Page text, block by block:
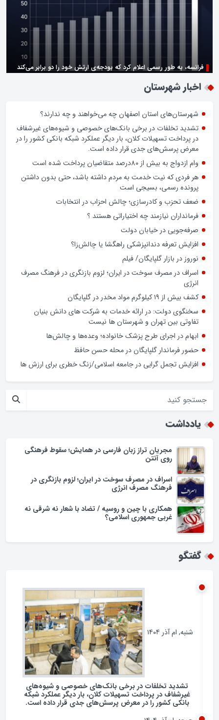
فرانسه، به طور رسمی اعلام کرد که بودجه‌ی ارتش خود را دو برابر می‌کند
زن اگر خوب باشه یه زندگی حالش خوبه/روز زن مبارک
اخبار شهرستان
شهرستان‌های استان اصفهان چه می‌خواهند و چه ندارند؟
تشدید تخلفات در برخی بانک‌های خصوصی و شیوه‌های غیرشفاف
در پرداخت تسهیلات کلان، بار دیگر عملکرد شبکه بانکی کشور را در
معرض پرسش‌های جدی قرار داده است.
وام ازدواج به بیش از 80درصد متقاضیان پرداخت شده است
هر فردی که نیت خدمت به مردم داشته باشد، حتی بدون داشتن
پرونده رسمی، بسیجی است
ضعف تحزب و کادرسازی؛ چالش احزاب در انتخابات
فرمانداران نیازمند چه اختیاراتی هستند ؟
صرفه‌جویی در خیابان دولت
افزایش تعرفه دندانپزشکی راهگشا یا چالش‌زا؟
نوروز در بازار گلپایگان/ فیلم
اسراف در مصرف سوخت در ایران؛ لزوم بازنگری در فرهنگ مصرف
انرژی
کشف بیش از ۱۹ کیلوگرم مواد مخدر در گلپایگان
سخنگوی دولت: در ارائه خدمات به شرکت های دانش بنیان
تفاوتی بین تهران و شهرستان ها نیست
افزایش تجمل گرایی در جامعه اسلامی/زنگ خطری برای ارزش ها
یادداشت
مجریان تراز زبان فارسی در همایش؛ سقوط فرهنگی
اسراف در مصرف سوخت در ایران؛ لزوم بازنگری در